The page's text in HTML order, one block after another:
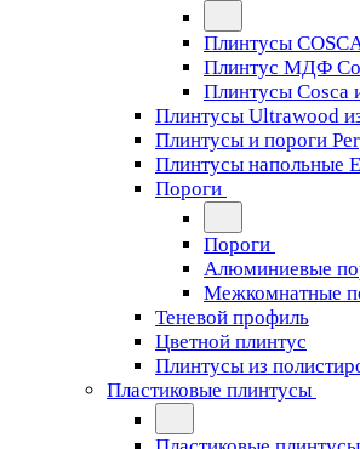
Плинтусы
Плинтус МДФ
Плинтусы Cosca
Плинтусы Ultrawood
Плинтусы и пороги
Плинтусы напольные
Пороги
Пороги
Алюминиевые
Межкомнатные
Теневой профиль
Цветной плинтус
Плинтусы из
Пластиковые плинтусы